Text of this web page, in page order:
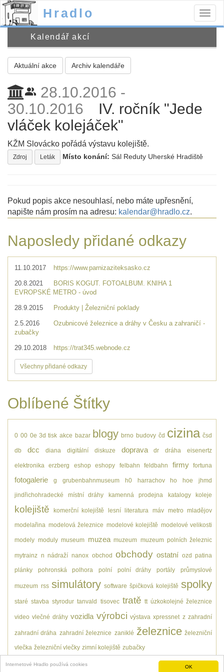
OK
Internetové Hradlo používá cookies
Hradlo
Kalendář akcí
Aktuální akce Archiv kalendáře
people_alt 28.10.2016 -
30.10.2016
IV. ročník "Jede
vláček kolejáček"
KŽM Slovácko pořádá výstavu kolejiště.
Zdroj Leták Místo konání: Sál Reduty Uherské Hradiště
Pokud popis akce nesouhlasí, nebo máte upřesnění,
napište nám prosím na adresu: kalendar@hradlo.cz.
Naposledy přidané odkazy
11.10.2017 https://www.parnizaziteksasko.cz
20.8.2021
BORIS KOGUT. FOTOALBUM. KNIHA 1
EVROPSKÉ METRO - úvod
28.9.2015 Produkty | Železniční poklady
2.5.2016
Ozubnicové železnice a dráhy v Česku a zahraničí -
zubačky
29.10.2018 https://trat345.webnode.cz
Všechny přidané odkazy
Oblíbené Štítky
0 00 0e 3d tisk akce bazar blogy brno budovy čd cizina čsd
db dcc diana digitální diskuze doprava dr dráha eisenertz
elektronika erzberg eshop eshopy felbahn feldbahn firmy fortuna
fotogalerie g grubenbahnmuseum h0 harrachov ho hoe jhmd
jindřichohradecké místní dráhy kamenná prodejna katalogy koleje
kolejiště komerční kolejiště lesní literatura máv metro mladějov
modelařina modelová železnice modelové kolejiště modelové velikosti
modely moduly museum muzea muzeum muzeum polních železnic
mytrainz n nádraží nanox obchod obchody ostatní ozd patina
plánky pohronská polhora polní polní dráhy portály průmyslové
muzeum rss simulátory software špičková kolejiště spolky
staré stavba styrodur tanvald tisovec tratě tt úzkokolejné železnice
video vlečné dráhy vozidla výrobci výstava xpressnet z zahradní
zahradní dráha zahradní železnice zaniklé železnice železniční
vlečka železniční vlečky zimní kolejiště zubačky